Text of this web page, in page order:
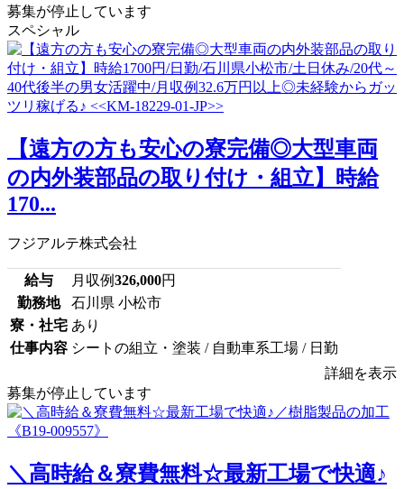
募集が停止しています
スペシャル
【遠方の方も安心の寮完備◎大型車両
の内外装部品の取り付け・組立】時給
170...
フジアルテ株式会社
給与 月収例326,000円
勤務地
石川県 小松市
寮・社宅 あり
仕事内容 シートの組立・塗装 / 自動車系工場 / 日勤
詳細を表示
募集が停止しています
＼高時給＆寮費無料☆最新工場で快適♪